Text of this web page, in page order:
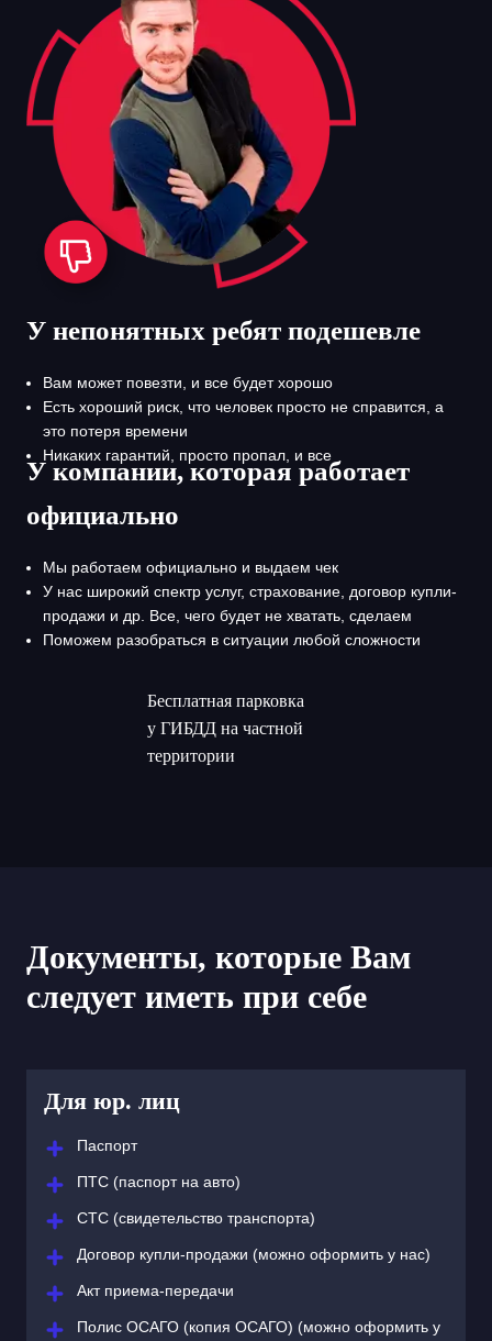
У непонятных ребят подешевле
Вам может повезти, и все будет хорошо
Есть хороший риск, что человек просто не справится, а
это потеря времени
Никаких гарантий, просто пропал, и все
У компании, которая работает
официально
Мы работаем официально и выдаем чек
У нас широкий спектр услуг, страхование, договор купли-
продажи и др. Все, чего будет не хватать, сделаем
Поможем разобраться в ситуации любой сложности
Бесплатная парковка
у ГИБДД на частной
территории
Документы, которые Вам
следует иметь при себе
Для юр. лиц
Паспорт
ПТС (паспорт на авто)
СТС (свидетельство транспорта)
Договор купли-продажи (можно оформить у нас)
Акт приема-передачи
Полис ОСАГО (копия ОСАГО) (можно оформить у